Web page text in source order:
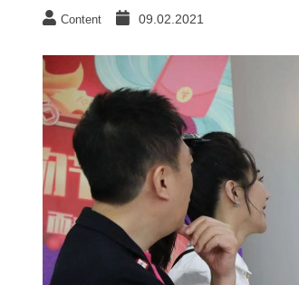
Content 09.02.2021